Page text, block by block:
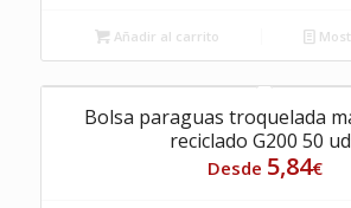
Añadir al carrito
Bolsa paraguas troquelada
reciclado G200 50
Desde 5,84€